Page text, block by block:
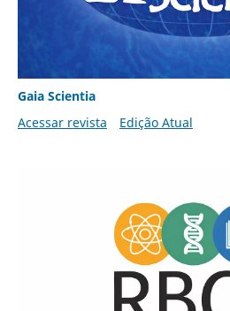
Gaia Scientia
Acessar revista
Edição Atual